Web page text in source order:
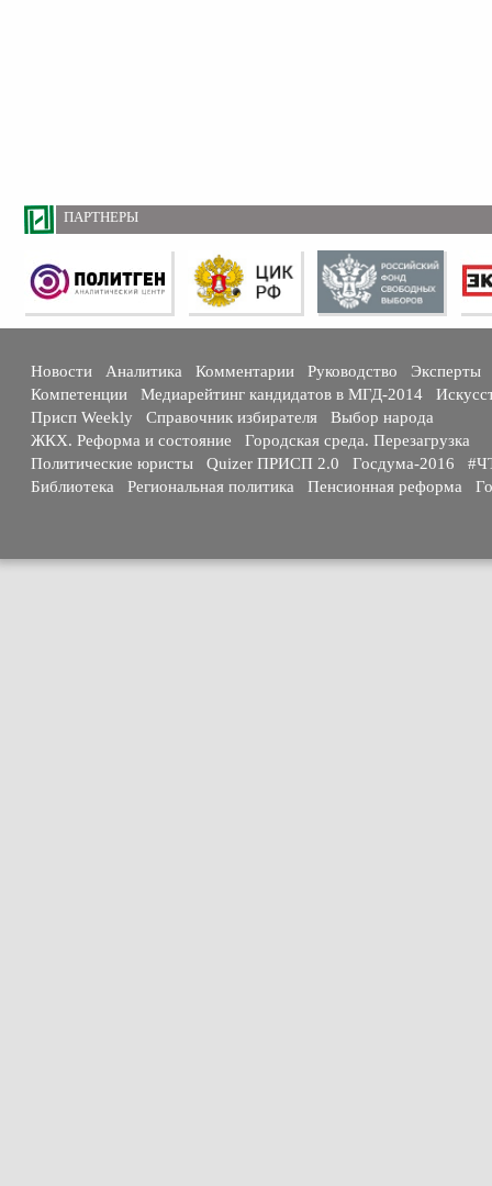
ПАРТНЕРЫ
Новости Аналитика Комментарии Руководство
Эксперты
Компетенции
Медиарейтинг кандидатов в МГД-2014
Присп Weekly
Справочник избирателя
Выбор народа
ЖКХ. Реформа и состояние
Городская среда. Перезагрузка
Политические юристы
Quizer ПРИСП 2.0 Госдума-2016
Библиотека
Региональная политика Пенсионная реформа